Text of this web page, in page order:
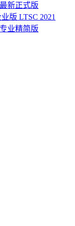
新正式版
版 LTSC 2021
业精简版